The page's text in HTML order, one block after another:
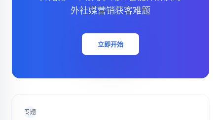
外社媒营销获客难题
立即开始
专题